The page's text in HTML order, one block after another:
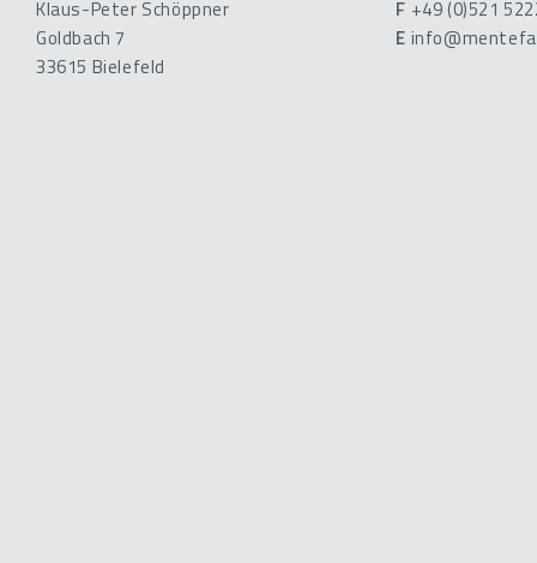
Klaus-Peter Schöppner
Goldbach 7
33615 Bielefeld
F +49 (0)521
E